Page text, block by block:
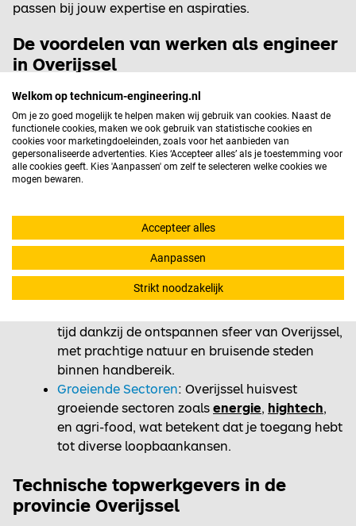
passen bij jouw expertise en aspiraties.
De voordelen van werken als engineer
in Overijssel
Technologische Gemeenschap
heeft een hechte technologische
gemeenschap waarin kennisdeling en
samenwerking gestimuleerd worden, wat
bijdraagt aan professionele groei.
Overijssel word je betrokken bij innovatieve
projecten die variëren van duurzaamheid tot
hightech ontwikkeling, wat je de kans geeft
om een blijvende impact te maken.
Werk-Levensbalans: Geniet van een
tijd dankzij de ontspannen sfeer van Overijssel,
met prachtige natuur en bruisende steden
binnen handbereik.
Groeiende Sectoren: Overijssel huisvest
groeiende sectoren zoals energie, hightech,
en agri-food, wat betekent dat je toegang hebt
tot diverse loopbaankansen.
Technische topwerkgevers in de
provincie Overijssel
Welkom op technicum-engineering.nl
Om je zo goed mogelijk te helpen maken wij gebruik van cookies. Naast de
functionele cookies, maken we ook gebruik van statistische cookies en
cookies voor marketingdoeleinden, zoals voor het aanbieden van
gepersonaliseerde advertenties. Kies ‘Accepteer alles’ als je toestemming voor
alle cookies geeft. Kies 'Aanpassen' om zelf te selecteren welke cookies we
mogen bewaren.
Accepteer alles
Aanpassen
Strikt noodzakelijk